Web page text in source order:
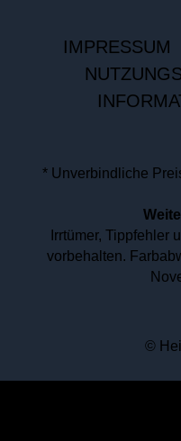
IMPRESSUM
* Unverbindliche
Irrtümer, Tippfehler
vorbehalten.
©